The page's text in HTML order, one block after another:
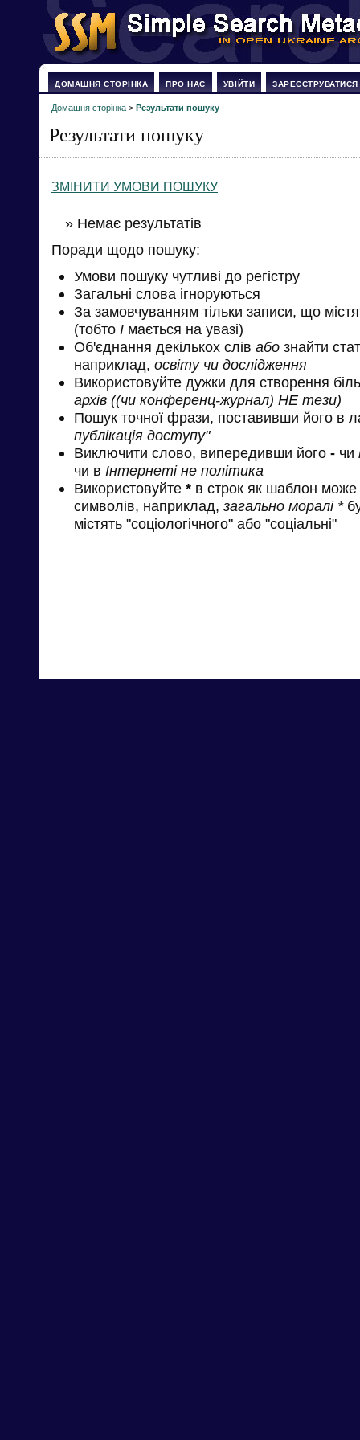
ДОМАШНЯ СТОРІНКА ПРО НАС УВІЙТИ ЗАРЕЄСТРУВАТИСЯ
Домашня сторінка > Результати пошуку
Результати пошуку
ЗМІНИТИ УМОВИ ПОШУКУ
» Немає результатів
Поради щодо пошуку:
Умови пошуку чутливі до регістру
Загальні слова ігноруються
За замовчуванням тільки записи, що
(тобто І мається на увазі)
Об'єднання декількох слів або знайти
наприклад, освіту чи дослідження
Використовуйте дужки для створення
архів ((чи конференц-журнал) НЕ тези)
Пошук точної фрази, поставивши його в
публікація доступу"
Виключити слово, випередивши його - чи
чи в Інтернеті не політика
Використовуйте * в строк як шаблон може
символів, наприклад, загально моралі *
містять "соціологічного" або "соціальні"